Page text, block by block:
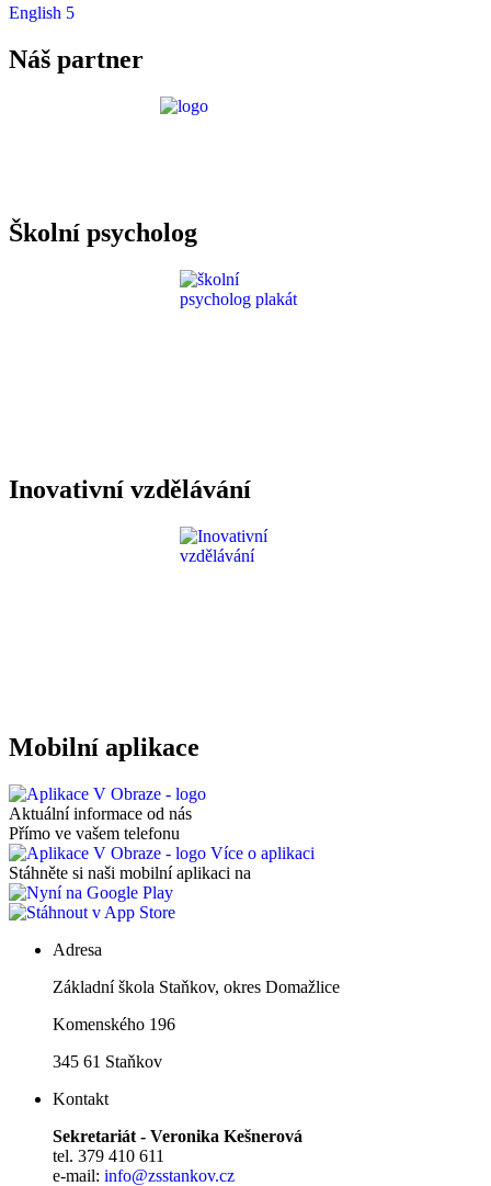
English 5
Náš partner
Školní psycholog
Inovativní vzdělávání
Mobilní aplikace
Aktuální informace od nás
Přímo ve vašem telefonu
Více o aplikaci
Stáhněte si naši mobilní aplikaci na
Adresa
Základní škola Staňkov, okres Domažlice
Komenského 196
345 61 Staňkov
Kontakt
Sekretariát - Veronika Kešnerová
tel. 379 410 611
e-mail: info@zsstankov.cz